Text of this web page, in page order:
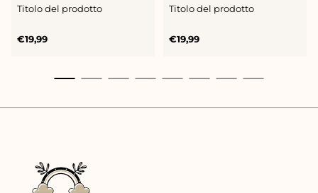
Titolo del prodotto
Prezzo
€19,99
Titolo del prodotto
Prezzo
€19,99